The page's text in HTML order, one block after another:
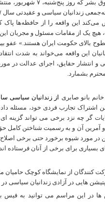
بشر که روز پنج‌شنبه، ۷ شهریور،
زندانیان سیاسی و عقیدتی سال
این واقعه را از حافظه‌ها پاک
یک از مقامات مسئول و مجریان این
بالای حکومت ایران هستند.» عفو
این واقعه می‌خواند به شدت
انتشار حقایق، اجرای عدالت در
محترم بشمارد.
بانو صابری از زندانیان سیاسی
اشتراک تجارب فردی خود، مسئله
گر چه نزد برخی می تواند گزینه
آمرین آن و به رسمیت شناختن کامل
در مورد شیوه برخورد حتی برخی
بسیاری برای برخی از آنان فرستاده
کنندگان از نمایشگاه کوچک حامیان
هایی در آزادی زندانیان سیاسی در
در این مراسم می توانید به